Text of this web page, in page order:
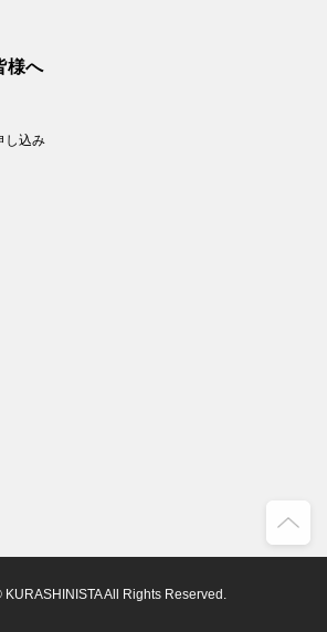
様へ
し込み
All Rights Reserved.